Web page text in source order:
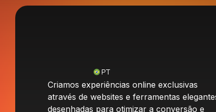
PT
Criamos experiências online exclusivas
através de websites e ferramentas
desenhadas para otimizar a conversão e